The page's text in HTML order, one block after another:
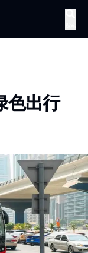
色出行